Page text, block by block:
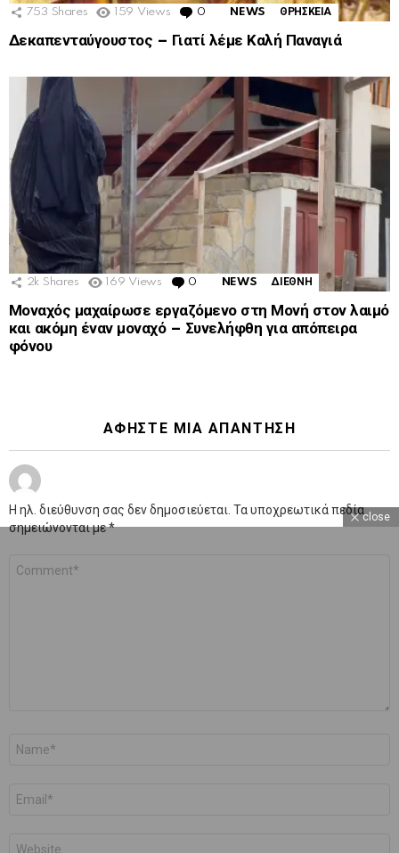
753 Shares 159 Views 0 Comments
NEWS ΘΡΗΣΚΕΙΑ
Δεκαπενταύγουστος – Γιατί λέμε Καλή Παναγιά
2k Shares 169 Views 0 Comments
NEWS ΔΙΕΘΝΗ
Μοναχός μαχαίρωσε εργαζόμενο στη Μονή στον λαιμό
και ακόμη έναν μοναχό – Συνελήφθη για απόπειρα
φόνου
ΑΦΉΣΤΕ ΜΙΑ ΑΠΆΝΤΗΣΗ
Η ηλ. διεύθυνση σας δεν δημοσιεύεται. Τα υποχρεωτικά πεδία
σημειώνονται με*
close